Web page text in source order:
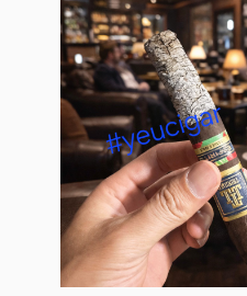
Posted
in